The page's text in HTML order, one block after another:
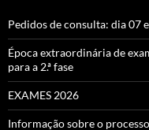
Pedidos de consulta: dia 07
Época extraordinária de
para a 2.ª fase
EXAMES 2026
Informação sobre o